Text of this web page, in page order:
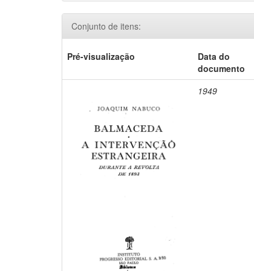
Conjunto de itens:
Pré-visualização
Data do
documento
1949